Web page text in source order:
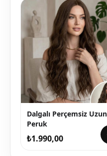
Dalgalı Perçemsiz Uzun
Peruk
₺1.990,00